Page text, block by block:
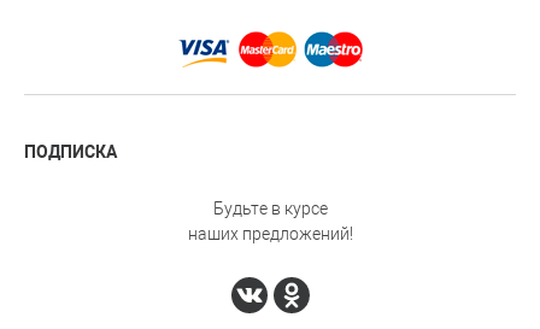
ПОДПИСКА
Будьте в курсе
наших предложений!